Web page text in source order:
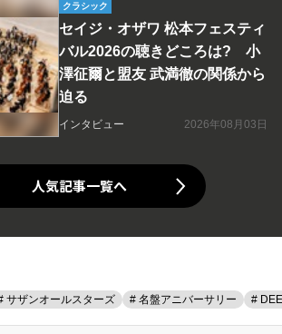
クラシック
セイジ・オザワ 松本フェスティ
バル2026の聴きどころは? 小
澤征爾と盟友 武満徹の関係から
迫る
インタビュー 2026年08月03日
人気記事一覧へ
サザンオールスターズ # 名盤アニバーサリー #